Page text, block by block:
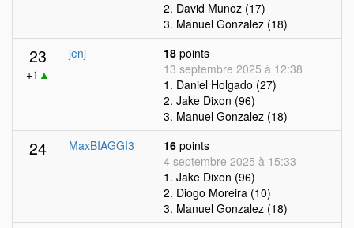
2. David Munoz (17)
3. Manuel Gonzalez (18)
23
+1 ▲
jenj 18 points
13 septembre 2025 à 12:38
1. Daniel Holgado (27)
2. Jake Dixon (96)
3. Manuel Gonzalez (18)
24 MaxBIAGGI3 16 points
4 septembre 2025 à 15:33
1. Jake Dixon (96)
2. Diogo Moreira (10)
3. Manuel Gonzalez (18)